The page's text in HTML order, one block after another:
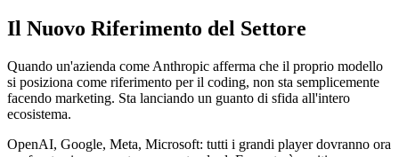
Il Nuovo Riferimento del Settore
Quando un'azienda come Anthropic afferma che il proprio modello
si posiziona come riferimento per il coding, non sta semplicemente
facendo marketing. Sta lanciando un guanto di sfida all'intero
ecosistema.
OpenAI, Google, Meta, Microsoft: tutti i grandi player dovranno ora